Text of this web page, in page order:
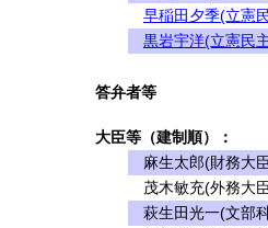
早稲田夕季(立憲
黒岩宇洋(立憲民
答弁者等
大臣等（建制順）：
麻生太郎(財務大
茂木敏充(外務大
萩生田光一(文部